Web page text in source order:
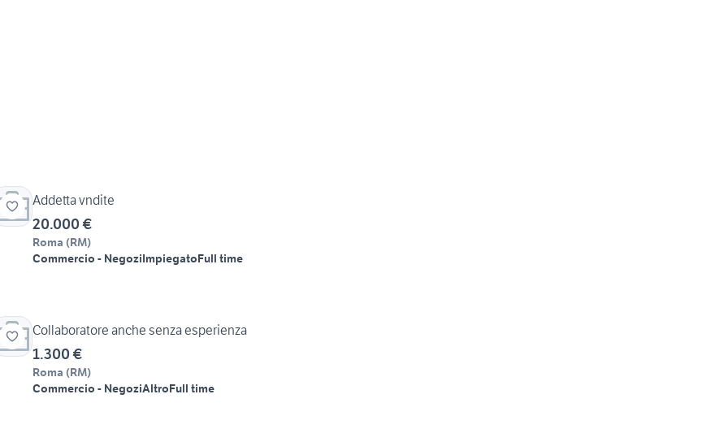
Addetta vndite
20.000 €
Roma (RM)
Commercio - NegoziImpiegatoFull time
Collaboratore anche senza esperienza
1.300 €
Roma (RM)
Commercio - NegoziAltroFull time